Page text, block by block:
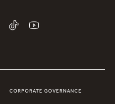
CORPORATE GOVERNANCE